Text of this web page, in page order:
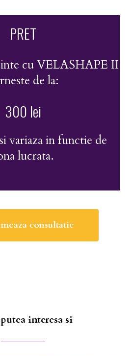
PRET
cu VELASHAPE II
de la:
300 lei
variaza in functie de
lucrata.
consultatie
interesa si